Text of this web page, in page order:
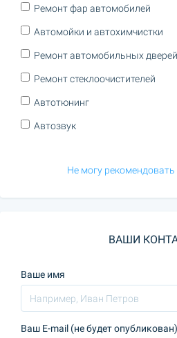
Ремонт фар автомобилей
Автомойки и автохимчистки
Ремонт автомобильных дверей
Ремонт стеклоочистителей
Автотюнинг
Автозвук
Не могу рекомендовать
ВАШИ
Ваше имя
Ваш E-mail (не будет опубликован)